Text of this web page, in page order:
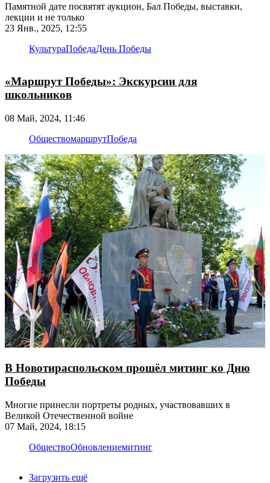
Памятной дате посвятят аукцион, Бал Победы, выставки,
лекции и не только
23 Янв., 2025, 12:55
КультураПобедаДень Победы
«Маршрут Победы»: Экскурсии для
школьников
08 Май, 2024, 11:46
ОбществомаршрутПобеда
В Новотираспольском прошёл митинг ко Дню
Победы
Многие принесли портреты родных, участвовавших в
Великой Отечественной войне
07 Май, 2024, 18:15
ОбществоОбновлениемитинг
Загрузить ещё